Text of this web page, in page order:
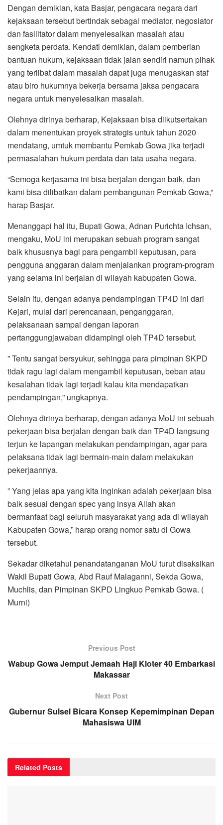
Dengan demikian, kata Basjar, pengacara negara dari
kejaksaan tersebut bertindak sebagai mediator, negosiator
dan fasilitator dalam menyelesaikan masalah atau
sengketa perdata. Kendati demikian, dalam pemberian
bantuan hukum, kejaksaan tidak jalan sendiri namun pihak
yang terlibat dalam masalah dapat juga menugaskan staf
atau biro hukumnya bekerja bersama jaksa pengacara
negara untuk menyelesaikan masalah.
Olehnya dirinya berharap, Kejaksaan bisa diikutsertakan
dalam menentukan proyek strategis untuk tahun 2020
mendatang, umtuk membantu Pemkab Gowa jika terjadi
permasalahan hukum perdata dan tata usaha negara.
“Semoga kerjasama ini bisa berjalan dengan baik, dan
kami bisa dilibatkan dalam pembangunan Pemkab Gowa,”
harap Basjar.
Menanggapi hal itu, Bupati Gowa, Adnan Purichta Ichsan,
mengaku, MoU ini merupakan sebuah program sangat
baik khususnya bagi para pengambil keputusan, para
pengguna anggaran dalam menjalankan program-program
yang selama ini berjalan di wilayah kabupaten Gowa.
Selain itu, dengan adanya pendampingan TP4D ini dari
Kejari, mulai dari perencanaan, penganggaran,
pelaksanaan sampai dengan laporan
pertanggungjawaban didampingi oleh TP4D tersebut.
” Tentu sangat bersyukur, sehingga para pimpinan SKPD
tidak ragu lagi dalam mengambil keputusan, beban atau
kesalahan tidak lagi terjadi kalau kita mendapatkan
pendampingan,” ungkapnya.
Olehnya dirinya berharap, dengan adanya MoU ini sebuah
pekerjaan bisa berjalan dengan baik dan TP4D langsung
terjun ke lapangan melakukan pendampingan, agar para
pelaksana tidak lagi bermain-main dalam melakukan
pekerjaannya.
” Yang jelas apa yang kita inginkan adalah pekerjaan bisa
baik sesuai dengan spec yang insya Allah akan
bermanfaat bagi seluruh masyarakat yang ada di wilayah
Kabupaten Gowa,” harap orang nomor satu di Gowa
tersebut.
Sekadar diketahui penandatanganan MoU turut disaksikan
Wakil Bupati Gowa, Abd Rauf Malaganni, Sekda Gowa,
Muchlis, dan Pimpinan SKPD Lingkuo Pemkab Gowa. (
Murni)
Previous Post
Wabup Gowa Jemput Jemaah Haji Kloter 40 Embarkasi
Makassar
Next Post
Gubernur Sulsel Bicara Konsep Kepemimpinan Depan
Mahasiswa UIM
Related Posts